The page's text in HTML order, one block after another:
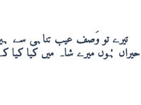
تیرے تو وَصف عیب تناہی سے
حیراں ہُوں میرے شاہ میں کیا کیا